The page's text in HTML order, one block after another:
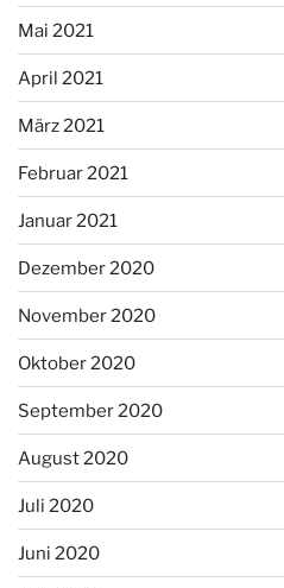
Mai 2021
April 2021
März 2021
Februar 2021
Januar 2021
Dezember 2020
November 2020
Oktober 2020
September 2020
August 2020
Juli 2020
Juni 2020